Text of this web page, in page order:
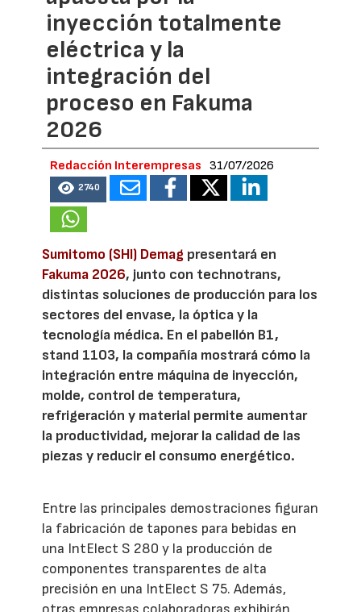
inyección totalmente
eléctrica y la
integración del
proceso en Fakuma
2026
Redacción Interempresas 31/07/2026
2740
Sumitomo (SHI) Demag presentará en
Fakuma 2026, junto con technotrans,
distintas soluciones de producción para los
sectores del envase, la óptica y la
tecnología médica. En el pabellón B1,
stand 1103, la compañía mostrará cómo la
integración entre máquina de inyección,
molde, control de temperatura,
refrigeración y material permite aumentar
la productividad, mejorar la calidad de las
piezas y reducir el consumo energético.
Entre las principales demostraciones figuran
la fabricación de tapones para bebidas en
una IntElect S 280 y la producción de
componentes transparentes de alta
precisión en una IntElect S 75. Además,